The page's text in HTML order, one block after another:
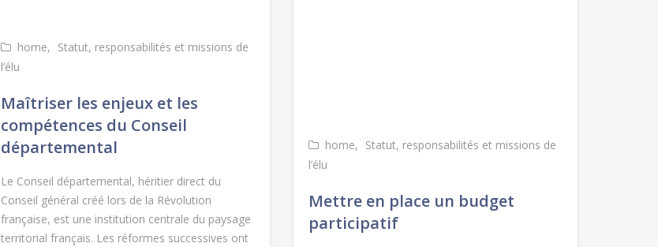
home
Statut, responsabilités et missions de
l’élu
Maîtriser les enjeux et les
compétences du Conseil
départemental
Le Conseil départemental, héritier direct du
Conseil général créé lors de la Révolution
française, est une institution centrale du paysage
territorial français. Les réformes successives ont
home
Statut, responsabilités et missions de
l’élu
Mettre en place un budget
participatif